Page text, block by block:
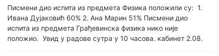
Писмени дио испита из предмета Физика положили су: 1.
Ивана Дујаковић 60% 2. Ана Марин 51% Писмени дио
испита из предмета Грађевинска физика нико није
положио. Увид у радове сутра у 10 часова. кабинет 2.08.